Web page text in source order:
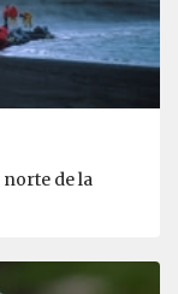
norte de la